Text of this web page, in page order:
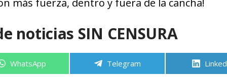
más fuerza, dentro y fuera de la cancha!
noticias SIN CENSURA
Compartir
WhatsApp Compartir
Telegram